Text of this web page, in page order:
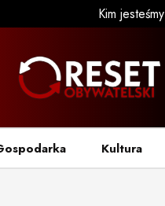
Kim jesteśmy
Kultura